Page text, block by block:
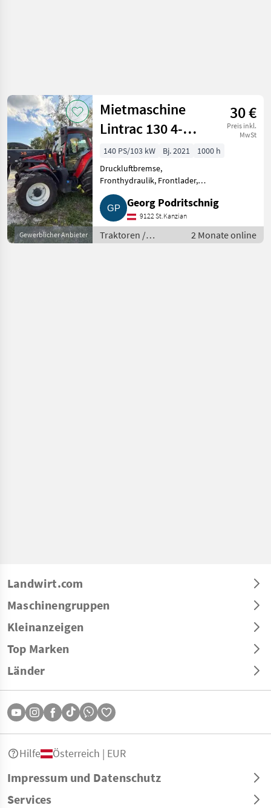
Gewerblicher Anbieter
Mietmaschine
Lintrac 130 4-
Radlenkung
Lintrac 130
30 €
Preis inkl.
MwSt
140 PS/103 kW Bj. 2021
1000 h
Druckluftbremse,
Fronthydraulik, Frontlader,
Frontzapfwelle, gefederte
Vorderachse, Klimaanlage,
Kriechgang, EHR,
Motorstaubremse, Luftsitz, 4-
Rad Bremse, druckloser
Georg Podritschnig
9122 St.Kanzian
Traktoren /
Standard
2 Monate online
Landwirt.com
Maschinengruppen
Kleinanzeigen
Top Marken
Länder
Impressum und Datenschutz
Services
Hilfe Österreich | EUR